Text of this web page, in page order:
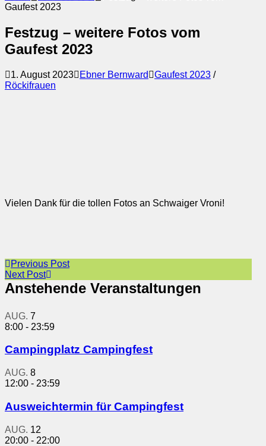
Gaufest 2023
Festzug – weitere Fotos vom
Gaufest 2023
1. August 2023 Ebner Bernward Gaufest 2023 /
Röckifrauen
Vielen Dank für die tollen Fotos an Schwaiger Vroni!
Post
navigation
Previous Post
Previous
post:
Next Post
Next
Post:
Anstehende Veranstaltungen
AUG. 7
8:00 - 23:59
Campingplatz Campingfest
AUG. 8
12:00 - 23:59
Ausweichtermin für Campingfest
AUG. 12
20:00 - 22:00